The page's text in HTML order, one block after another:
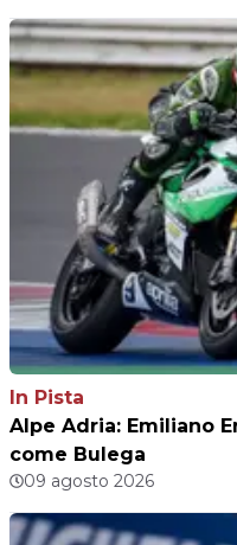
In Pista
Alpe Adria: Emiliano
come Bulega
09 agosto 2026